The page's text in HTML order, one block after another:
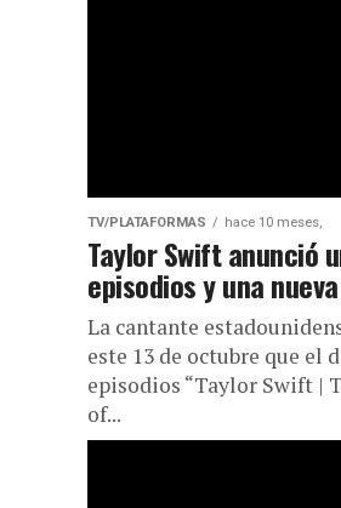
TV/PLATAFORMAS hace 10 meses,
Taylor Swift anunció
episodios y una
La cantante
este 13 de octubre que el
episodios “Taylor Swift |
of...